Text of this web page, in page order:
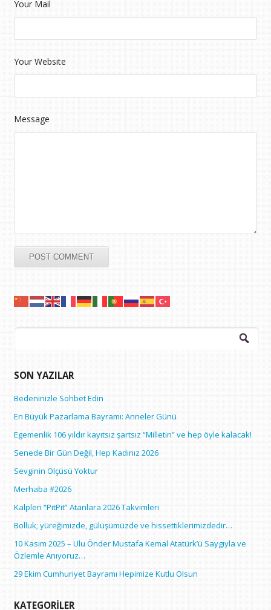
Your Mail
Your Website
Message
Arama:
SON YAZILAR
Bedeninizle Sohbet Edin
En Büyük Pazarlama Bayramı: Anneler Günü
Egemenlik 106 yıldır kayıtsız şartsız “Milletin” ve hep öyle kalacak!
Senede Bir Gün Değil, Hep Kadınız 2026
Sevginin Ölçüsü Yoktur
Merhaba #2026
Kalpleri “PitPit” Atanlara 2026 Takvimleri
Bolluk; yüreğimizde, gülüşümüzde ve hissettiklerimizdedir…
10 Kasım 2025 – Ulu Önder Mustafa Kemal Atatürk’ü Saygıyla ve
Özlemle Anıyoruz…
29 Ekim Cumhuriyet Bayramı Hepimize Kutlu Olsun
KATEGORILER